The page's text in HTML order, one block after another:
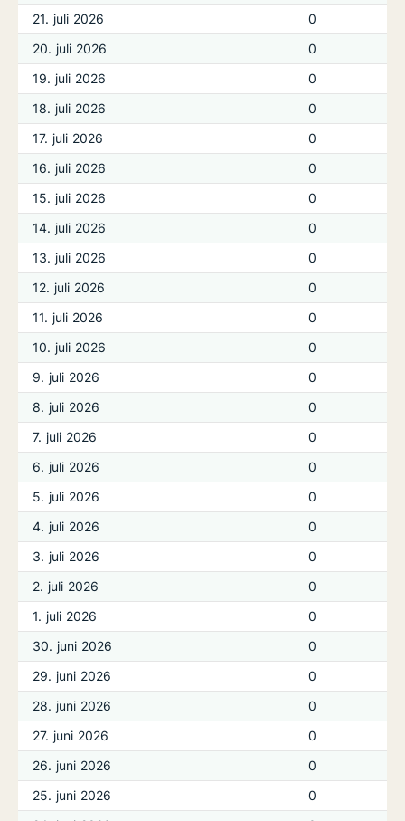
21. juli 2026
0
20. juli 2026
0
19. juli 2026
0
18. juli 2026
0
17. juli 2026
0
16. juli 2026
0
15. juli 2026
0
14. juli 2026
0
13. juli 2026
0
12. juli 2026
0
11. juli 2026
0
10. juli 2026
0
9. juli 2026
0
8. juli 2026
0
7. juli 2026
0
6. juli 2026
0
5. juli 2026
0
4. juli 2026
0
3. juli 2026
0
2. juli 2026
0
1. juli 2026
0
30. juni 2026
0
29. juni 2026
0
28. juni 2026
0
27. juni 2026
0
26. juni 2026
0
25. juni 2026
0